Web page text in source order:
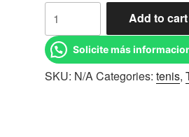
Tenis
Urbano
Caballero
marca
Prokennex
Add to cart
Solicite más
SKU: N/ACategories:tenis,